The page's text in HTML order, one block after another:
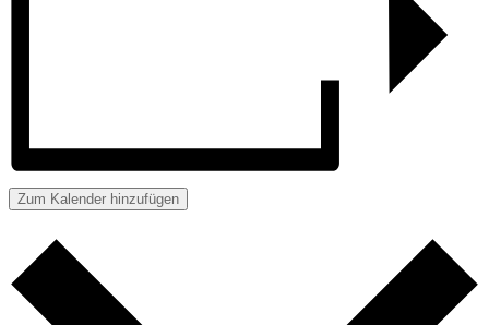
Zum Kalender hinzufügen